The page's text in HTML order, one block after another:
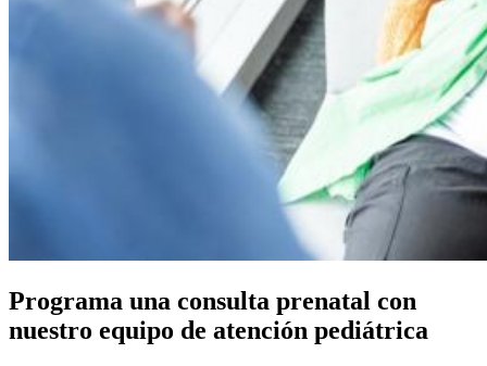
Programa una consulta prenatal con
nuestro equipo de atención pediátrica